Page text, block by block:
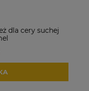
dla cery suchej